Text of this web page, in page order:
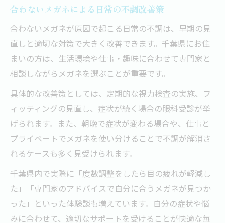
合わないメガネによる日常の不調改善策
合わないメガネが原因で起こる日常の不調は、早期の見
直しと適切な対策で大きく改善できます。千葉県にお住
まいの方は、生活環境や仕事・趣味に合わせて専門家と
相談しながらメガネを選ぶことが重要です。
具体的な改善策としては、定期的な視力検査の実施、フ
ィッティングの見直し、症状が続く場合の眼科受診が挙
げられます。また、朝晩で症状が変わる場合や、仕事と
プライベートでメガネを使い分けることで不調が解消さ
れるケースも多く見受けられます。
千葉県内で実際に「度数調整をしたら目の疲れが軽減し
た」「専門家のアドバイスで自分に合うメガネが見つか
った」といった体験談も増えています。自分の症状や悩
みに合わせて、適切なサポートを受けることが快適な毎